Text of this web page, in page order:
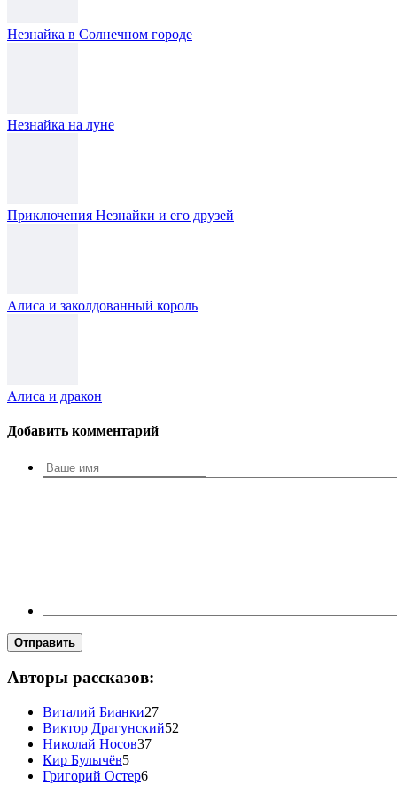
Незнайка в Солнечном городе
Незнайка на луне
Приключения Незнайки и его друзей
Алиса и заколдованный король
Алиса и дракон
Добавить комментарий
Отправить
Авторы рассказов:
Виталий Бианки27
Виктор Драгунский52
Николай Носов37
Кир Булычёв5
Григорий Остер6